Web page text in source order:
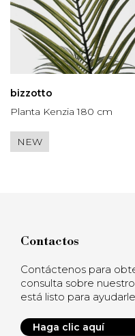
bizzotto
Planta Kenzia 180 cm
NEW
Contactos
Contáctenos para
consulta sobre
está listo para
Haga clic aquí